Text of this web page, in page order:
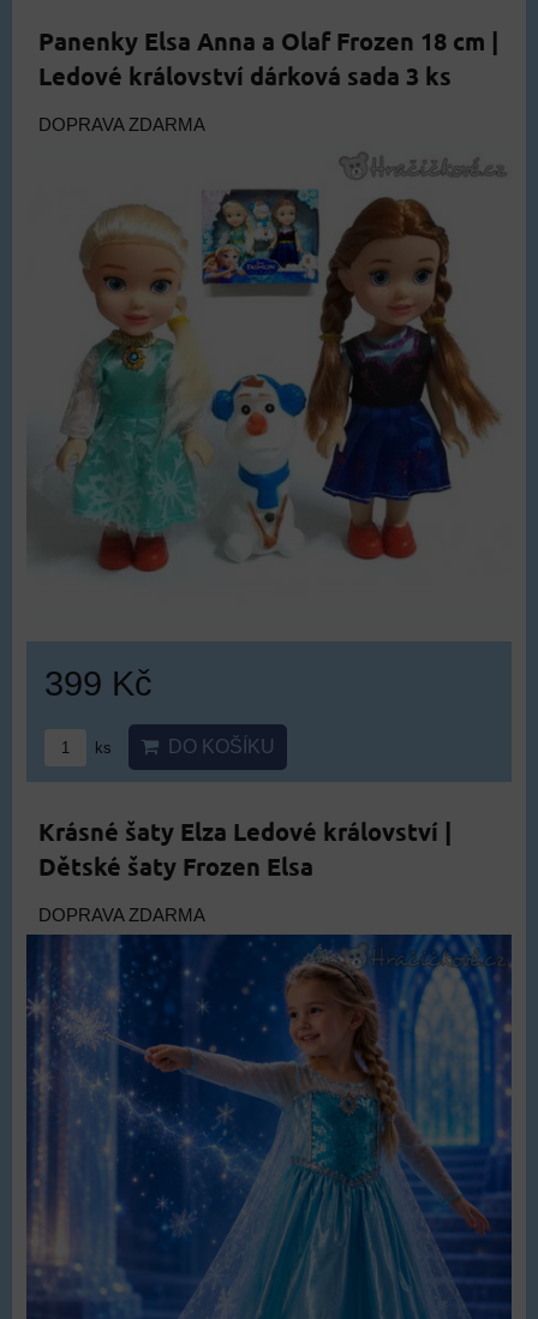
Panenky Elsa Anna a Olaf Frozen 18 cm |
Ledové království dárková sada 3 ks
DOPRAVA ZDARMA
399 Kč
ks DO KOŠÍKU
Krásné šaty Elza Ledové království |
Dětské šaty Frozen Elsa
DOPRAVA ZDARMA